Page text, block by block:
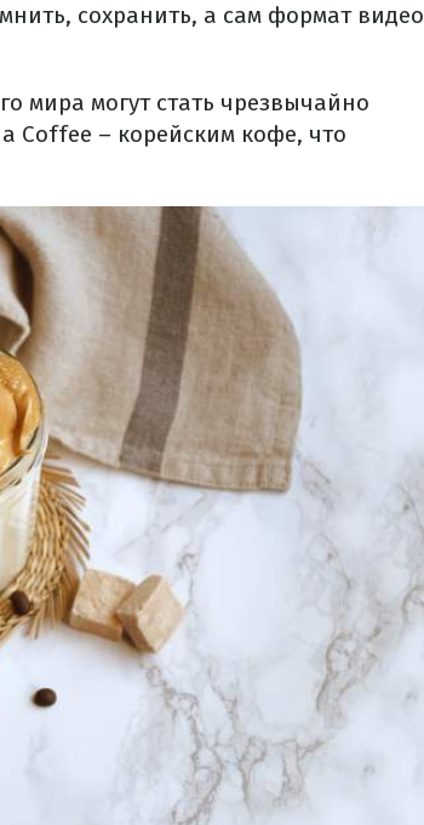
сохранить, а сам формат видео
мира могут стать чрезвычайно
Coffee – корейским кофе, что